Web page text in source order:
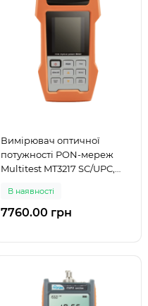
Вимірювач оптичної
потужності PON-мереж
Multitest MT3217 SC/UPC,
В наявності
7760.00 грн